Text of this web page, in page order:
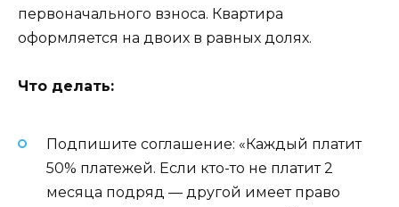
первоначального взноса. Квартира
оформляется на двоих в равных долях.
Что делать:
Подпишите соглашение: «Каждый платит
50% платежей. Если кто-то не платит 2
месяца подряд — другой имеет право